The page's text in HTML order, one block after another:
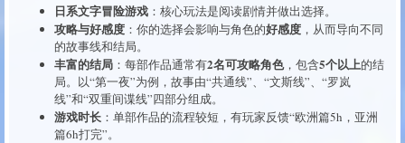
日系文字冒险游戏 ：核心玩法是阅读剧情并做出选择。
攻略与好感度 ：你的选择会影响与角色的好感度 ，从而导向不同
的故事线和结局。
丰富的结局 ：每部作品通常有2名可攻略角色，包含5个以上的结
局。以“第一夜”为例，故事由“共通线”、“文斯线”、“罗岚
线”和“双重间谍线”四部分组成。
游戏时长 ：单部作品的流程较短，有玩家反馈“欧洲篇5h，亚洲
篇6h打完”。